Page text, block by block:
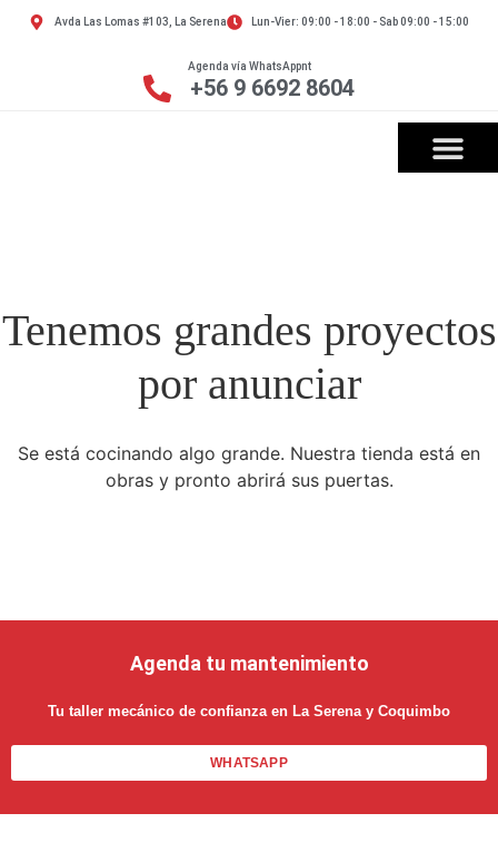
Avda Las Lomas #103, La Serena Lun-Vier: 09:00 - 18:00 - Sab 09:00 - 15:00
Agenda vía WhatsAppnt
+56 9 6692 8604
Tenemos grandes proyectos
por anunciar
Se está cocinando algo grande. Nuestra tienda está en
obras y pronto abrirá sus puertas.
Agenda tu mantenimiento
Tu taller mecánico de confianza en La Serena y Coquimbo
WHATSAPP